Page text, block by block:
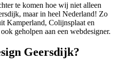
te komen hoe wij niet alleen
maar in heel Nederland! Zo
Kamperland, Colijnsplaat en
geholpen aan een webdesigner.
Geersdijk?